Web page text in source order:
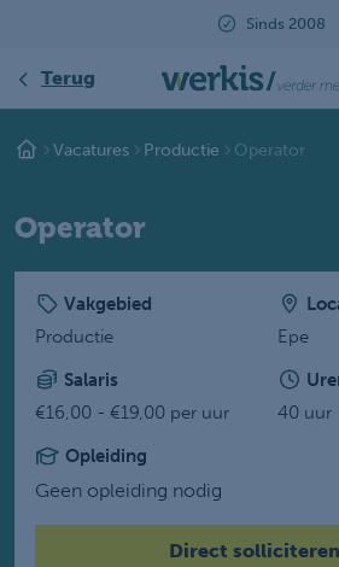
Terug
Vacatures Productie Operator
Operator
Vakgebied
Productie
Epe
Salaris
€16,00 - €19,00 per uur
40 uur
Opleiding
Geen opleiding nodig
Direct solliciteren